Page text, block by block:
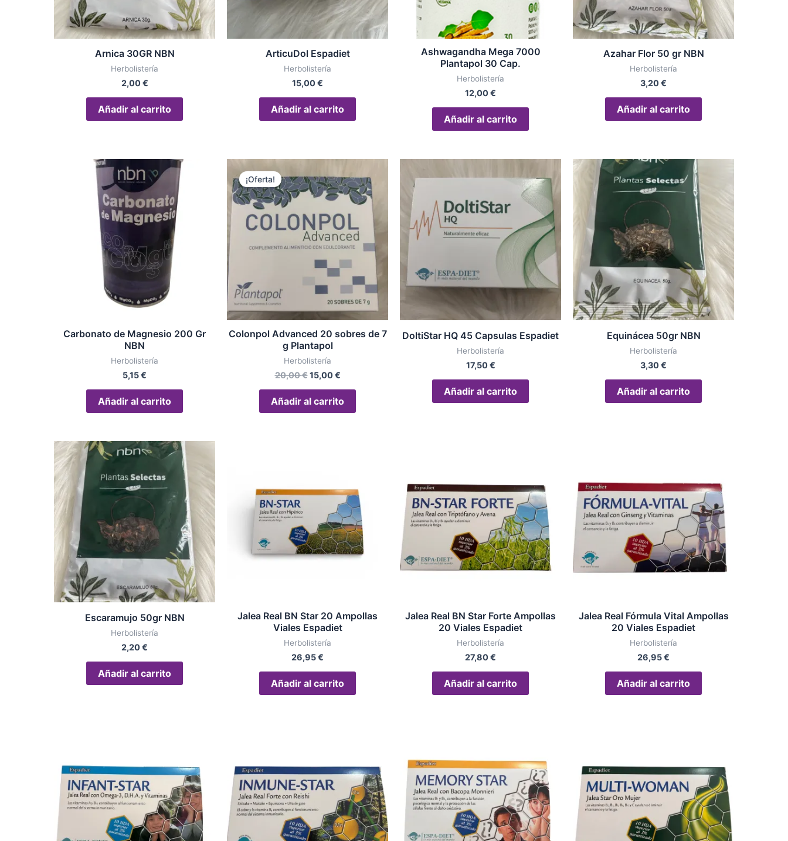
Arnica 30GR NBN
Herbolistería
2,00€
Añadir al carrito
ArticuDol Espadiet
Herbolistería
15,00€
Añadir al carrito
Ashwagandha Mega 7000
Plantapol 30 Cap.
Herbolistería
12,00€
Añadir al carrito
Azahar Flor 50 gr NBN
Herbolistería
3,20€
Añadir al carrito
Carbonato de Magnesio 200 Gr
NBN
Herbolistería
5,15€
Añadir al carrito
¡Oferta!
Colonpol Advanced 20 sobres de 7
g Plantapol
Herbolistería
20,00€
precio
original
era:
15,00€
precio
actual
es:
15,00 €.
Añadir al carrito
DoltiStar HQ 45 Capsulas Espadiet
Herbolistería
17,50€
Añadir al carrito
Equinácea 50gr NBN
Herbolistería
3,30€
Añadir al carrito
Escaramujo 50gr NBN
Herbolistería
2,20€
Añadir al carrito
Jalea Real BN Star 20 Ampollas
Viales Espadiet
Herbolistería
26,95€
Añadir al carrito
Jalea Real BN Star Forte Ampollas
20 Viales Espadiet
Herbolistería
27,80€
Añadir al carrito
Jalea Real Fórmula Vital Ampollas
20 Viales Espadiet
Herbolistería
26,95€
Añadir al carrito